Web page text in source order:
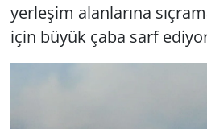
yerleşim alanlarına
için büyük çaba sarf